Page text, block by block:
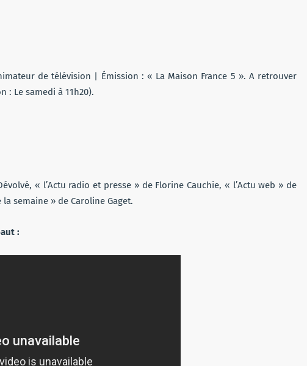
de télévision | Émission : « La Maison France 5 ». A retrouver
: Le samedi à 11h20).
« l’Actu radio et presse » de Florine Cauchie, « l’Actu web » de
semaine » de Caroline Gaget.
: